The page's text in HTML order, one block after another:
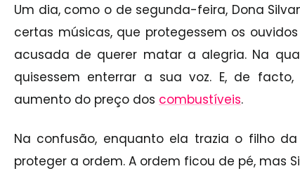
Um dia, como o de segunda-feira, Dona
certas músicas, que protegessem os
acusada de querer matar a alegria. Na
quisessem enterrar a sua voz. E, de
aumento do preço dos combustíveis.
Na confusão, enquanto ela trazia o filho
proteger a ordem. A ordem ficou de pé, mas